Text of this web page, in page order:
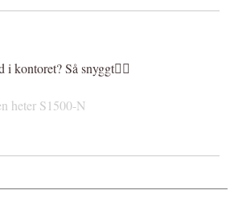
kontoret? Så snyggt👌🏾
heter S1500-N